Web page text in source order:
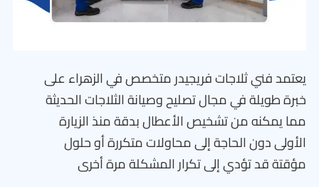
يعتمد فني ثلاجات فريجيدر متخصص في الزهراء على
خبرة طويلة في مجال تصليح وصيانة الثلاجات الحديثة
مما يمكنه من تشخيص الأعطال بدقة منذ الزيارة
الأولى دون الحاجة إلى محاولات متكررة أو حلول
مؤقتة قد تؤدي إلى تكرار المشكلة مرة أخرى